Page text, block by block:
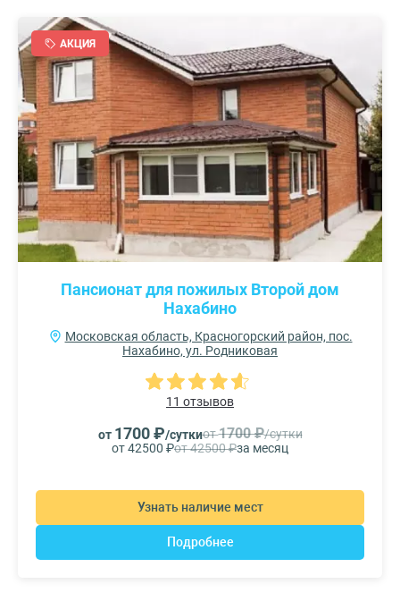
АКЦИЯ
Пансионат для пожилых Второй дом
Нахабино
Московская область, Красногорский район, пос.
Нахабино, ул. Родниковая
11 отзывов
от 1700 ₽/суткиот1700 ₽/сутки
от 42500 ₽от 42500 ₽за месяц
Узнать наличие мест
Подробнее